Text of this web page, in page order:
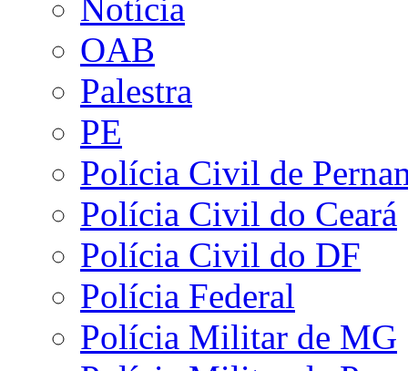
Notícia
OAB
Palestra
PE
Polícia Civil de
Polícia Civil do Ceará
Polícia Civil do DF
Polícia Federal
Polícia Militar de MG